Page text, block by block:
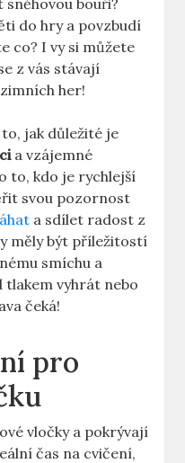
bouři?
do hry⁢ a povzbudí
co? I vy⁣ si můžete
z vás stávají
her!
jak ⁢důležité je
a vzájemné
to, kdo je rychlejší
svou pozornost
a​ sdílet radost z
měly⁣ být příležitostí‍
smíchu a
tlakem vyhrát​ nebo‍
čeká!
pro
vločky a pokrývají
čas na cvičení,